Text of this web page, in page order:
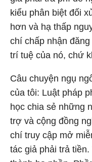
kiểu phân biệt đối
hơn và hạ thấp
chí chấp nhận
trí tuệ của nó, chứ
Câu chuyện ngụ
của tôi: Luật pháp
học chia sẻ những
trợ và cộng đồng
chí truy cập mở
tác giả phải trả